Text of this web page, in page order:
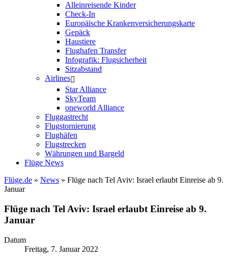
Alleinreisende Kinder
Check-In
Europäische Krankenversicherungskarte
Gepäck
Haustiere
Flughafen Transfer
Infografik: Flugsicherheit
Sitzabstand
Airlines
Star Alliance
SkyTeam
oneworld Alliance
Fluggastrecht
Flugstornierung
Flughäfen
Flugstrecken
Währungen und Bargeld
Flüge News
Flüge.de » News » Flüge nach Tel Aviv: Israel erlaubt Einreise ab 9.
Januar
Flüge nach Tel Aviv: Israel erlaubt Einreise ab 9.
Januar
Datum
Freitag, 7. Januar 2022